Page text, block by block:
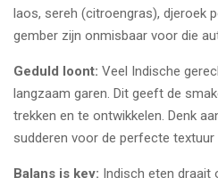
laos, sereh (citroengras), djeroek
gember zijn onmisbaar voor die
Geduld loont: Veel Indische
langzaam garen. Dit geeft de
trekken en te ontwikkelen. Denk
sudderen voor de perfecte textuur
Balans is key: Indisch eten draait